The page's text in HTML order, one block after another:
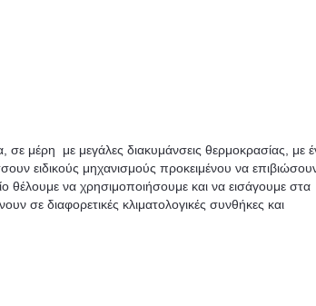
μέρη με μεγάλες διακυμάνσεις θερμοκρασίας, με
ειδικούς μηχανισμούς προκειμένου να
θέλουμε να χρησιμοποιήσουμε και να εισάγουμε στα
σε διαφορετικές κλιματολογικές συνθήκες και